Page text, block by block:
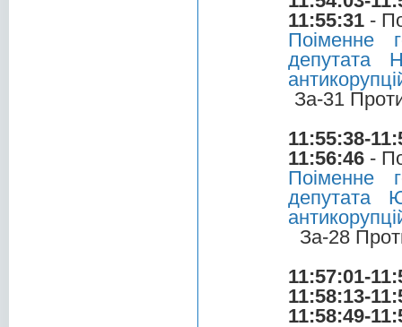
11:55:31 -
Поіменне
депутата
За-31
11:55:38-
11:56:46 -
Поіменне
депутата
За-28
11:57:01-
11:58:13-
11:58:49-